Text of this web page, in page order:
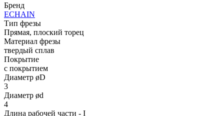
Бренд
ECHAIN
Тип фрезы
Прямая, плоский торец
Материал фрезы
твердый сплав
Покрытие
с покрытием
Диаметр øD
3
Диаметр ød
4
Длина рабочей части - I